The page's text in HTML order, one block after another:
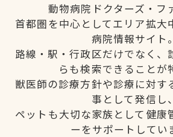
動物病院ドクターズ・フ
首都圏を中心としてエリア拡大
病院情報サイト。
路線・駅・行政区だけでなく、
らも検索できることが
獣医師の診療方針や診療に対す
事として発信し、
ペットも大切な家族として健康
ーをサポートしてい